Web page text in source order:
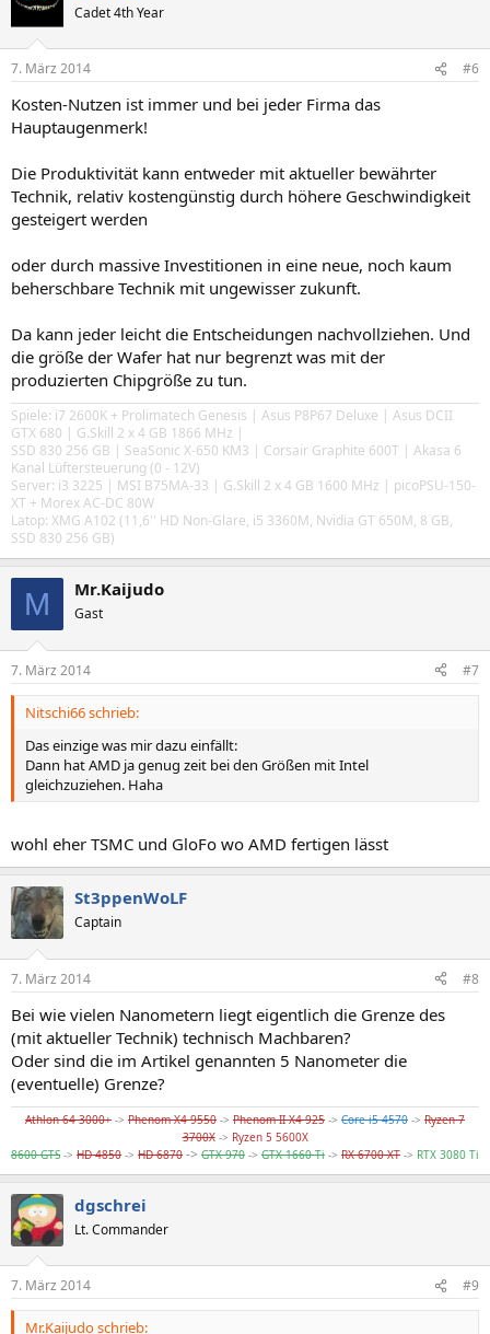
Cadet 4th Year
7. März 2014 #6
Kosten-Nutzen ist immer und bei jeder Firma das
Hauptaugenmerk!
Die Produktivität kann entweder mit aktueller bewährter
Technik, relativ kostengünstig durch höhere Geschwindigkeit
gesteigert werden
oder durch massive Investitionen in eine neue, noch kaum
beherschbare Technik mit ungewisser zukunft.
Da kann jeder leicht die Entscheidungen nachvollziehen. Und
die größe der Wafer hat nur begrenzt was mit der
produzierten Chipgröße zu tun.
Spiele: i7 2600K + Prolimatech Genesis | Asus P8P67 Deluxe | Asus DCII
GTX 680 | G.Skill 2 x 4 GB 1866 MHz |
SSD 830 256 GB | SeaSonic X-650 KM3 | Corsair Graphite 600T | Akasa 6
Kanal Lüftersteuerung (0 - 12V)
Server: i3 3225 | MSI B75MA-33 | G.Skill 2 x 4 GB 1600 MHz | picoPSU-150-
XT + Morex AC-DC 80W
Latop: XMG A102 (11,6'' HD Non-Glare, i5 3360M, Nvidia GT 650M, 8 GB,
SSD 830 256 GB)
M Mr.Kaijudo
Gast
7. März 2014 #7
Nitschi66 schrieb:
Das einzige was mir dazu einfällt:
Dann hat AMD ja genug zeit bei den Größen mit Intel
gleichzuziehen. Haha
wohl eher TSMC und GloFo wo AMD fertigen lässt
St3ppenWoLF
Captain
7. März 2014 #8
Bei wie vielen Nanometern liegt eigentlich die Grenze des
(mit aktueller Technik) technisch Machbaren?
Oder sind die im Artikel genannten 5 Nanometer die
(eventuelle) Grenze?
Athlon 64 3000+ -> Phenom X4 9550 -> Phenom II X4 925 -> Core i5 4570 -> Ryzen 7
3700X-> Ryzen 5 5600X
8600 GTS -> HD 4850 -> HD 6870 -> GTX 970 -> GTX 1660 Ti -> RX 6700 XT -> RTX 3080 Ti
dgschrei
Lt. Commander
7. März 2014 #9
Mr.Kaijudo schrieb: